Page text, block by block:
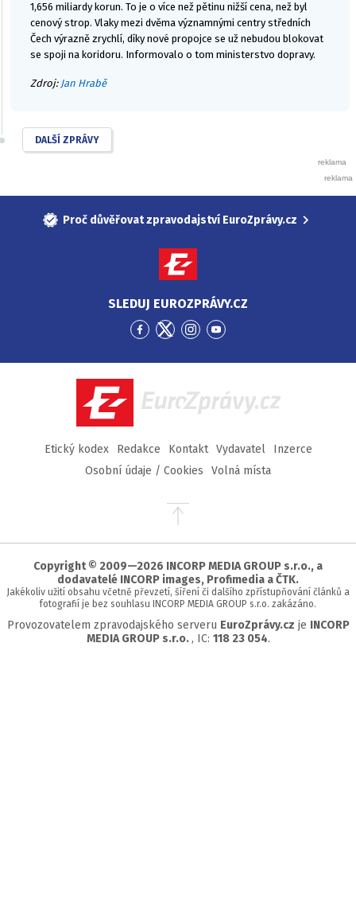
1,656 miliardy korun. To je o více než pětinu nižší cena, než byl
cenový strop. Vlaky mezi dvěma významnými centry středních
Čech výrazně zrychlí, díky nové propojce se už nebudou blokovat
se spoji na koridoru. Informovalo o tom ministerstvo dopravy.
Zdroj: Jan Hrabě
DALŠÍ ZPRÁVY
Proč důvěřovat zpravodajství EuroZprávy.cz
SLEDUJ EUROZPRÁVY.CZ
Přejít
Facebook
Přejít
Twitter
Přejít
Instagram
Přejít
YouTube
EuroZprávy.cz
Etický kodex Redakce Kontakt Vydavatel
Inzerce
Osobní údaje / Cookies
Volná místa
Přejít
stránky
Copyright © 2009—2026 INCORP MEDIA GROUP s.r.o., a
dodavatelé INCORP images, Profimedia a ČTK.
Jakékoliv užití obsahu včetně převzetí, šíření či dalšího zpřístupňování článků a
fotografií je bez souhlasu INCORP MEDIA GROUP s.r.o. zakázáno.
Provozovatelem zpravodajského serveru EuroZprávy.cz je INCORP
MEDIA GROUP s.r.o. , IC: 118 23 054.